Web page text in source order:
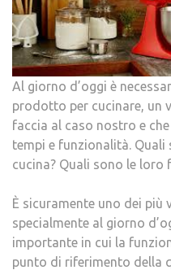
Al giorno d’oggi è
prodotto per cucinare, un
faccia al caso nostro e
tempi e funzionalità.
cucina? Quali sono le loro
È sicuramente uno dei più
specialmente al giorno
importante in cui la
punto di riferimento della